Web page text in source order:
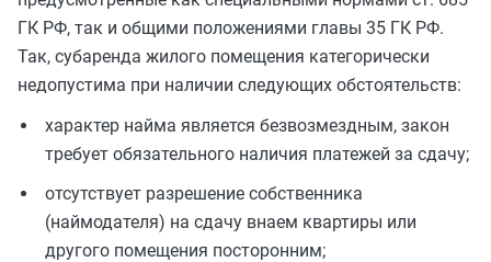
ГК РФ, так и общими положениями главы 35 ГК РФ.
Так, субаренда жилого помещения категорически
недопустима при наличии следующих обстоятельств:
характер найма является безвозмездным, закон
требует обязательного наличия платежей за сдачу;
отсутствует разрешение собственника
(наймодателя) на сдачу внаем квартиры или
другого помещения посторонним;